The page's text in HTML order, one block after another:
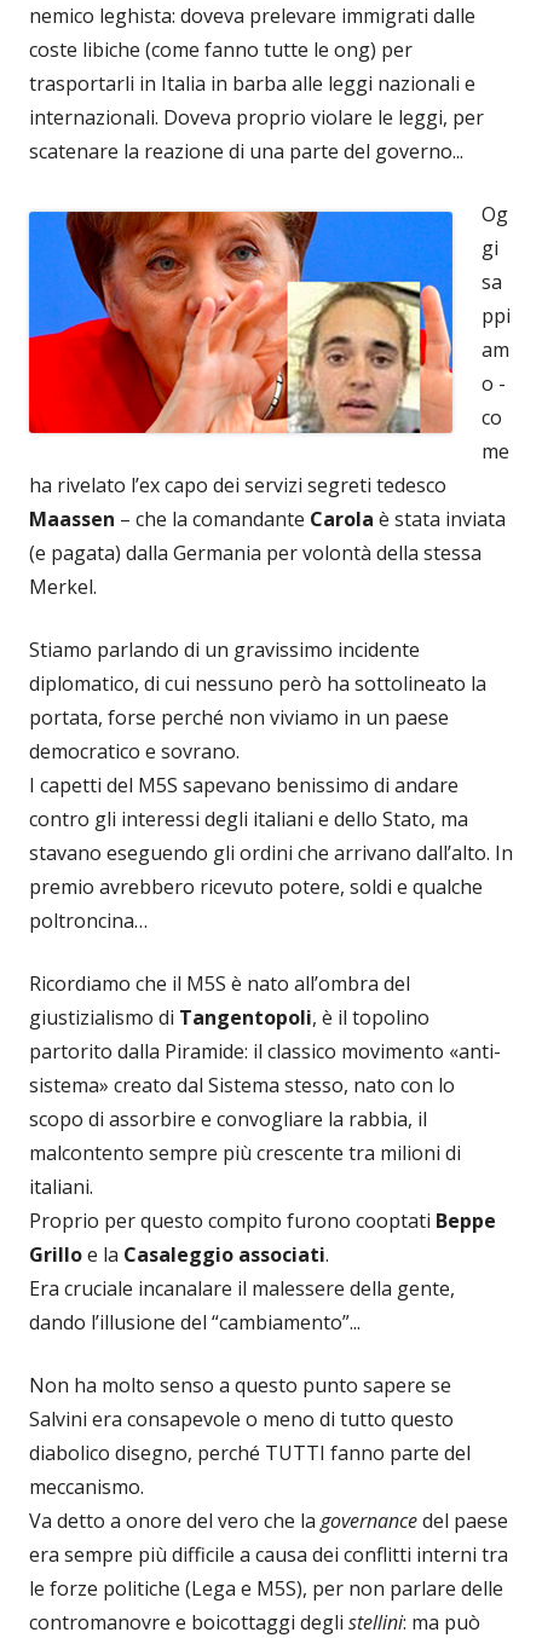
nemico leghista: doveva prelevare immigrati dalle
coste libiche (come fanno tutte le ong) per
trasportarli in Italia in barba alle leggi nazionali e
internazionali. Doveva proprio violare le leggi, per
scatenare la reazione di una parte del governo...
Og
gi
sa
ppi
am
o -
co
me
ha rivelato l’ex capo dei servizi segreti tedesco
Maassen – che la comandante Carola è stata inviata
(e pagata) dalla Germania per volontà della stessa
Merkel.
Stiamo parlando di un gravissimo incidente
diplomatico, di cui nessuno però ha sottolineato la
portata, forse perché non viviamo in un paese
democratico e sovrano.
I capetti del M5S sapevano benissimo di andare
contro gli interessi degli italiani e dello Stato, ma
stavano eseguendo gli ordini che arrivano dall’alto. In
premio avrebbero ricevuto potere, soldi e qualche
poltroncina…
Ricordiamo che il M5S è nato all’ombra del
giustizialismo di Tangentopoli, è il topolino
partorito dalla Piramide: il classico movimento «anti-
sistema» creato dal Sistema stesso, nato con lo
scopo di assorbire e convogliare la rabbia, il
malcontento sempre più crescente tra milioni di
italiani.
Proprio per questo compito furono cooptati Beppe
Grilloe la Casaleggio associati.
Era cruciale incanalare il malessere della gente,
dando l’illusione del “cambiamento”...
Non ha molto senso a questo punto sapere se
Salvini era consapevole o meno di tutto questo
diabolico disegno, perché TUTTI fanno parte del
meccanismo.
Va detto a onore del vero che la governancedel paese
era sempre più difficile a causa dei conflitti interni tra
le forze politiche (Lega e M5S), per non parlare delle
contromanovre e boicottaggi degli stellini: ma può